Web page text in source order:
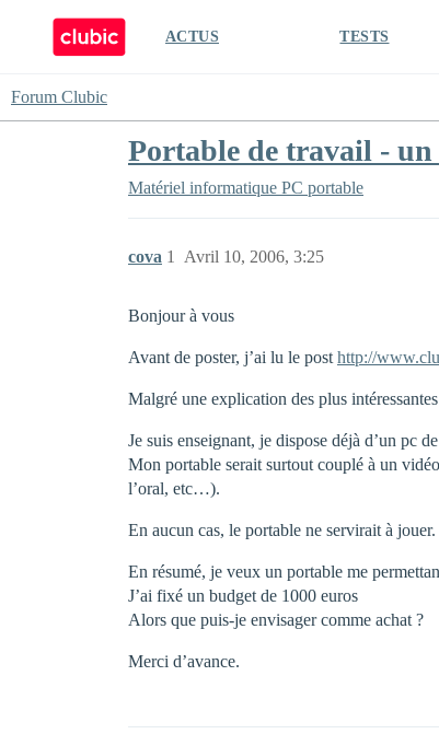
ACTUS TESTS
Forum Clubic
Portable de travail -
Matériel informatique PC portable
cova Avril 10, 2006, 3:25
1
Bonjour à vous
Avant de poster, j’ai lu le post http://
Malgré une explication des plus
Je suis enseignant, je dispose déjà d’un pc
Mon portable serait surtout couplé à un
l’oral, etc…).
En aucun cas, le portable ne servirait à jouer.
En résumé, je veux un portable me
J’ai fixé un budget de 1000 euros
Alors que puis-je envisager comme achat ?
Merci d’avance.